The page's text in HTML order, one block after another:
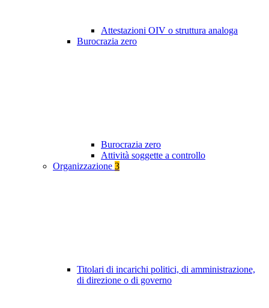
Attestazioni OIV o struttura analoga
Burocrazia zero
Burocrazia zero
Attività soggette a controllo
Organizzazione 3
Titolari di incarichi politici, di amministrazione,
di direzione o di governo